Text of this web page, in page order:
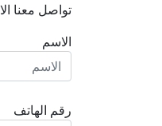
تواصل معنا
الاسم
رقم الهاتف